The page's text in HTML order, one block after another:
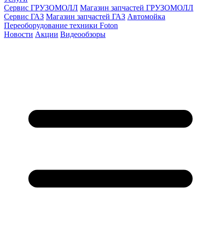
Сервис ГРУЗОМОЛЛ Магазин запчастей ГРУЗОМОЛЛ
Сервис ГАЗ Магазин запчастей ГАЗ Автомойка
Переоборудование техники Foton
Новости Акции Видеообзоры